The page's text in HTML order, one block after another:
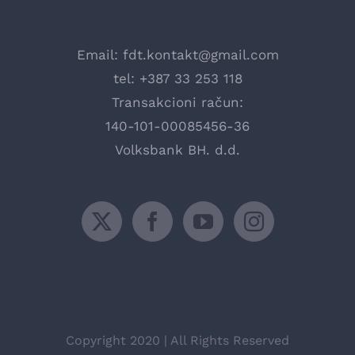
Email: fdt.kontakt@gmail.com
tel: +387 33 253 118
Transakcioni račun:
140-101-00085456-36
Volksbank BH. d.d.
Copyright 2020 | All Rights Reserved